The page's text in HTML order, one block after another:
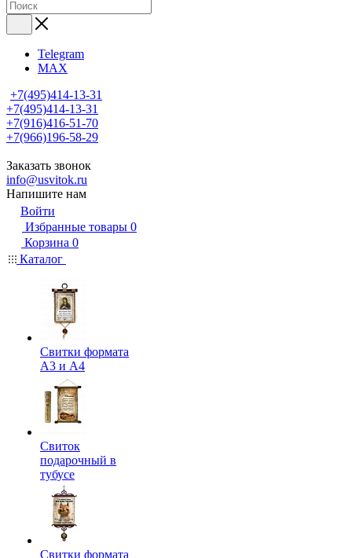
Telegram
MAX
+7(495)414-13-31
+7(495)414-13-31
+7(916)416-51-70
+7(966)196-58-29
Заказать звонок
info@usvitok.ru
Напишите нам
Войти
Избранные товары 0
Корзина 0
Каталог
Свитки формата
А3 и А4
Свиток
подарочный в
тубусе
Свитки формата